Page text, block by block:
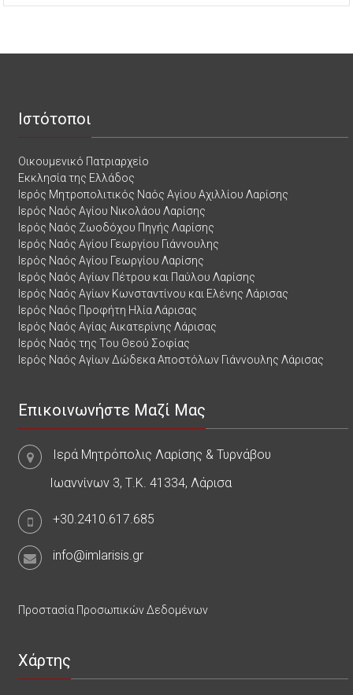
Ιστότοποι
Οικουμενικό Πατριαρχείο
Εκκλησία της Ελλάδος
Ιερός Μητροπολιτικός Ναός Αγίου Αχιλλίου Λαρίσης
Ιερός Ναός Αγίου Νικολάου Λαρίσης
Ιερός Ναός Ζωοδόχου Πηγής Λαρίσης
Ιερός Ναός Αγίου Γεωργίου Γιάννουλης
Ιερός Ναός Αγίου Γεωργίου Λαρίσης
Ιερός Ναός Αγίων Πέτρου και Παύλου Λαρίσης
Ιερός Ναός Αγίων Κωνσταντίνου και Ελένης Λάρισας
Ιερός Ναός Προφήτη Ηλία Λάρισας
Ιερός Ναός Αγίας Αικατερίνης Λάρισας
Ιερός Ναός της Του Θεού Σοφίας
Ιερός Ναός Αγίων Δώδεκα Αποστόλων Γιάννουλης Λάρισας
Επικοινωνήστε Μαζί Μας
Ιερά Μητρόπολις Λαρίσης & Τυρνάβου
Ιωαννίνων 3, Τ.Κ. 41334, Λάρισα
+30.2410.617.685
info@imlarisis.gr
Προστασία Προσωπικών Δεδομένων
Χάρτης